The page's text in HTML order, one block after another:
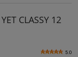
CLASSY 12
5.0